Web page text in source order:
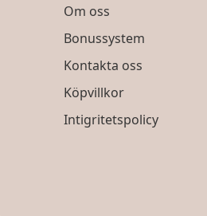
Om oss
Bonussystem
Kontakta oss
Köpvillkor
Intigritetspolicy